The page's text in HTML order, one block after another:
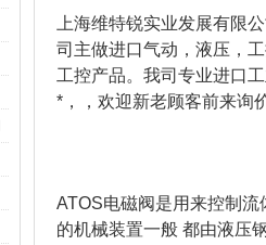
上海维特锐实业发展有限
司主做进口气动，液压，
工控产品。我司专业进口
*，，欢迎新老顾客前来询
ATOS电磁阀是用来控制
的机械装置一般 都由液压